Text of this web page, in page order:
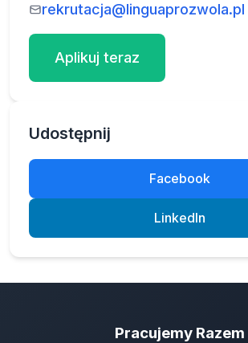
rekrutacja@linguaprozwola.pl
Aplikuj teraz
Udostępnij
Facebook
LinkedIn
Pracujemy Razem